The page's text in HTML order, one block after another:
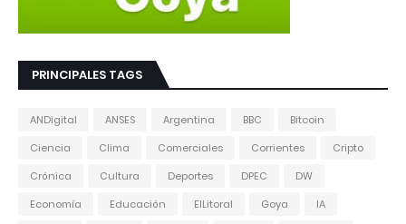
PRINCIPALES TAGS
ANDigital ANSES Argentina BBC
Bitcoin
Ciencia
Clima Comerciales Corrientes
Cripto
Crónica
Cultura Deportes DPEC
DW
Economía
Educación ElLitoral Goya
IA